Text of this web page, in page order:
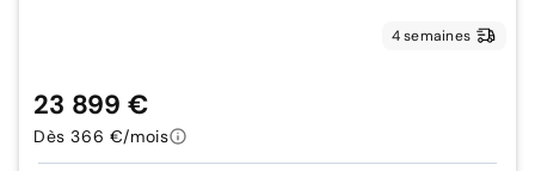
4 semaines
23 899 €
Dès 366 €/mois